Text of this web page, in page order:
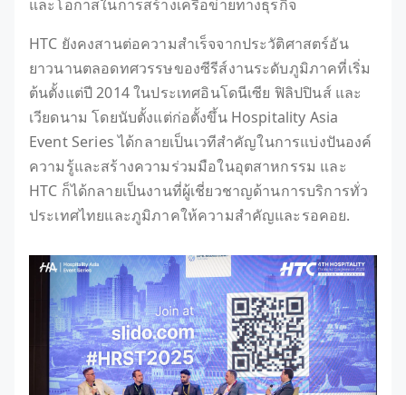
และโอกาสในการสร้างเครือข่ายทางธุรกิจ
HTC ยังคงสานต่อความสำเร็จจากประวัติศาสตร์อัน
ยาวนานตลอดทศวรรษของซีรีส์งานระดับภูมิภาคที่เริ่ม
ต้นตั้งแต่ปี 2014 ในประเทศอินโดนีเซีย ฟิลิปปินส์ และ
เวียดนาม โดยนับตั้งแต่ก่อตั้งขึ้น Hospitality Asia
Event Series ได้กลายเป็นเวทีสำคัญในการแบ่งปันองค์
ความรู้และสร้างความร่วมมือในอุตสาหกรรม และ
HTC ก็ได้กลายเป็นงานที่ผู้เชี่ยวชาญด้านการบริการทั่ว
ประเทศไทยและภูมิภาคให้ความสำคัญและรอคอย.